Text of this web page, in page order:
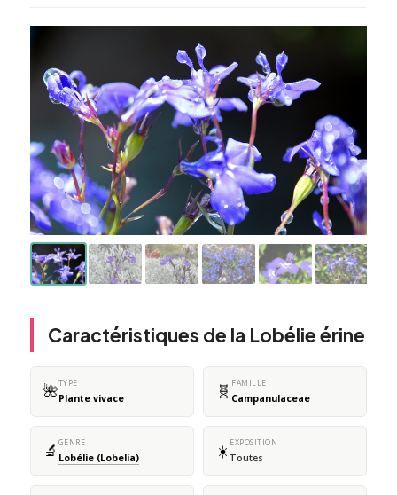
Caractéristiques de la Lobélie érine
🌺TYPE
Plante vivace 🧬 FAMILLE
Campanulaceae
🔬 GENRE
Lobélie (Lobelia) ☀️EXPOSITION
Toutes